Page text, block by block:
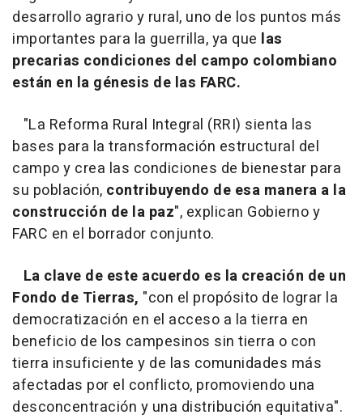
desarrollo agrario y rural, uno de los puntos más
importantes para la guerrilla, ya que las
precarias condiciones del campo colombiano
están en la génesis de las FARC.
"La Reforma Rural Integral (RRI) sienta las
bases para la transformación estructural del
campo y crea las condiciones de bienestar para
su población, contribuyendo de esa manera a la
construcción de la paz", explican Gobierno y
FARC en el borrador conjunto.
La clave de este acuerdo es la creación de un
Fondo de Tierras, "con el propósito de lograr la
democratización en el acceso a la tierra en
beneficio de los campesinos sin tierra o con
tierra insuficiente y de las comunidades más
afectadas por el conflicto, promoviendo una
desconcentración y una distribución equitativa".